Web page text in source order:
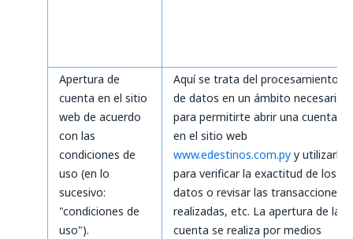
Apertura de
cuenta en el sitio
web de acuerdo
con las
condiciones de
uso (en lo
sucesivo:
"condiciones de
uso").
Aquí se trata del procesamiento
de datos en un ámbito necesario
para permitirte abrir una cuenta
en el sitio web
www.edestinos.com.py y utilizarla
para verificar la exactitud de los
datos o revisar las transacciones
realizadas, etc. La apertura de la
cuenta se realiza por medios